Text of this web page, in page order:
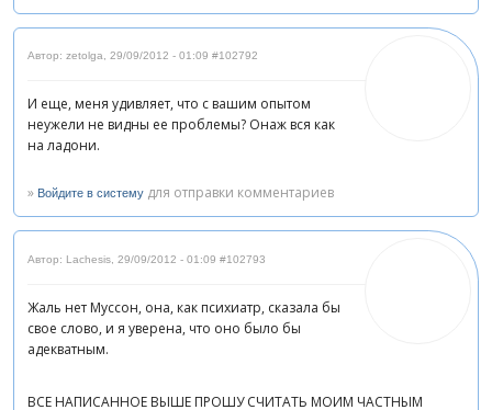
Автор: zetolga, 29/09/2012 - 01:09 #102792
И еще, меня удивляет, что с вашим опытом
неужели не видны ее проблемы? Онаж вся как
на ладони.
» Войдите в систему для отправки комментариев
Автор: Lachesis 29/09/2012 - 01:09 #102793
Жаль нет Муссон, она, как психиатр, сказала бы
свое слово, и я уверена, что оно было бы
адекватным.
ВСЕ НАПИСАННОЕ ВЫШЕ ПРОШУ СЧИТАТЬ МОИМ ЧАСТНЫМ